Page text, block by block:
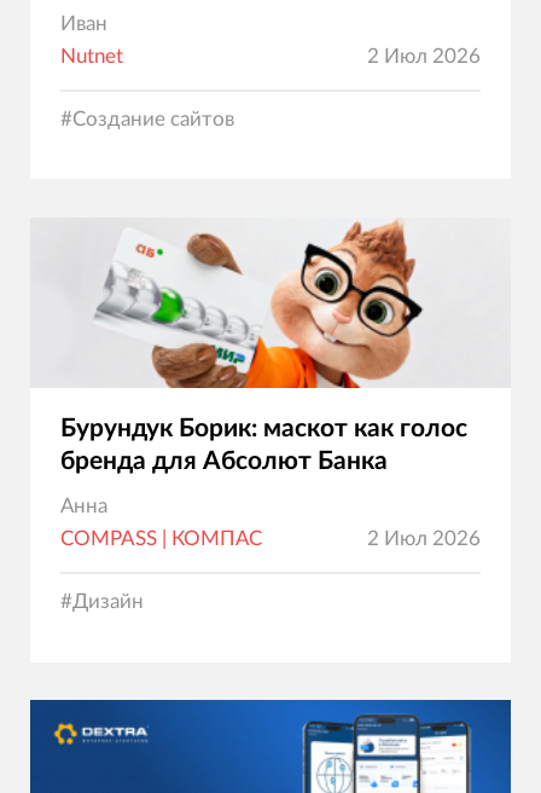
Иван
Nutnet
2 Июл 2026
#Создание сайтов
Бурундук Борик: маскот как голос
бренда для Абсолют Банка
Анна
COMPASS | КОМПАС
2 Июл 2026
#Дизайн